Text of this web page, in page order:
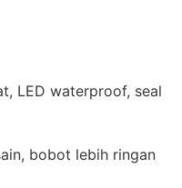
LED waterproof, seal
bobot lebih ringan